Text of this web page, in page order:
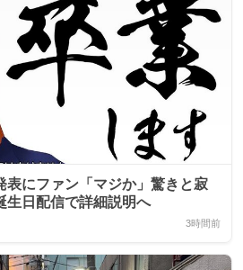
表にファン「マジか」驚きと寂
生日配信で詳細説明へ
3時間前